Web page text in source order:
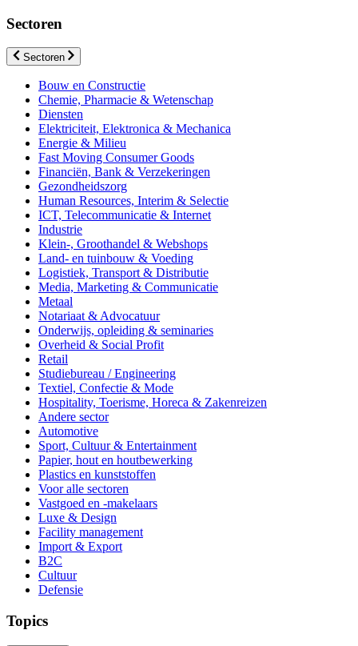
Sectoren
Sectoren
Bouw en Constructie
Chemie, Pharmacie & Wetenschap
Diensten
Elektriciteit, Elektronica & Mechanica
Energie & Milieu
Fast Moving Consumer Goods
Financiën, Bank & Verzekeringen
Gezondheidszorg
Human Resources, Interim & Selectie
ICT, Telecommunicatie & Internet
Industrie
Klein-, Groothandel & Webshops
Land- en tuinbouw & Voeding
Logistiek, Transport & Distributie
Media, Marketing & Communicatie
Metaal
Notariaat & Advocatuur
Onderwijs, opleiding & seminaries
Overheid & Social Profit
Retail
Studiebureau / Engineering
Textiel, Confectie & Mode
Hospitality, Toerisme, Horeca & Zakenreizen
Andere sector
Automotive
Sport, Cultuur & Entertainment
Papier, hout en houtbewerking
Plastics en kunststoffen
Voor alle sectoren
Vastgoed en -makelaars
Luxe & Design
Facility management
Import & Export
B2C
Cultuur
Defensie
Topics